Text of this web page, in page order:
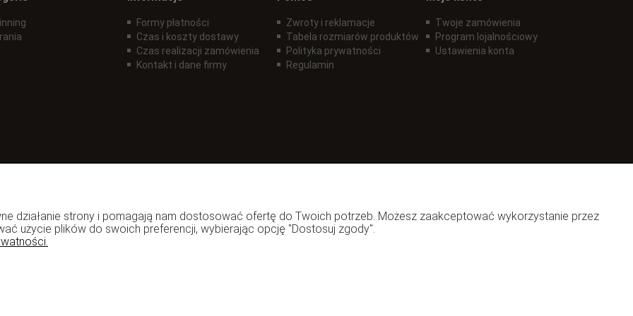
Formy płatności
Czas i koszty dostawy
Czas realizacji zamówienia
Kontakt i dane firmy
Zwroty i reklamacje
Tabela rozmiarów produktów
Polityka prywatności
Regulamin
Twoje zamówienia
Program lojalnościowy
Ustawienia konta
działanie strony i pomagają nam dostosować ofertę do Twoich potrzeb. Możesz zaakceptować wykorzystanie przez
użycie plików do swoich preferencji, wybierając opcję "Dostosuj zgody".